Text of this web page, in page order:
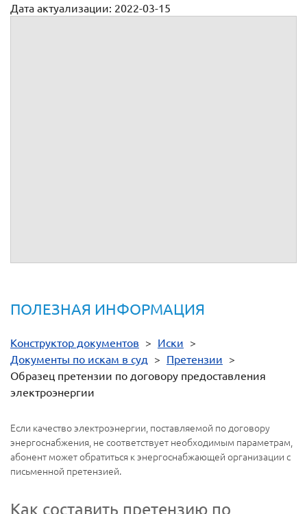
Дата актуализации: 2022-03-15
ПОЛЕЗНАЯ ИНФОРМАЦИЯ
Конструктор документов > Иски >
Документы по искам в суд > Претензии >
Образец претензии по договору предоставления
электроэнергии
Если качество электроэнергии, поставляемой по договору
энергоснабжения, не соответствует необходимым параметрам,
абонент может обратиться к энергоснабжающей организации с
письменной претензией.
Как составить претензию по